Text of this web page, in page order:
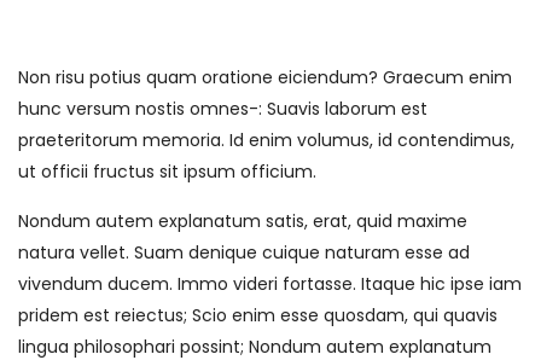
Non risu potius quam oratione eiciendum? Graecum enim
hunc versum nostis omnes-: Suavis laborum est
praeteritorum memoria. Id enim volumus, id contendimus,
ut officii fructus sit ipsum officium.
Nondum autem explanatum satis, erat, quid maxime
natura vellet. Suam denique cuique naturam esse ad
vivendum ducem. Immo videri fortasse. Itaque hic ipse iam
pridem est reiectus; Scio enim esse quosdam, qui quavis
lingua philosophari possint; Nondum autem explanatum